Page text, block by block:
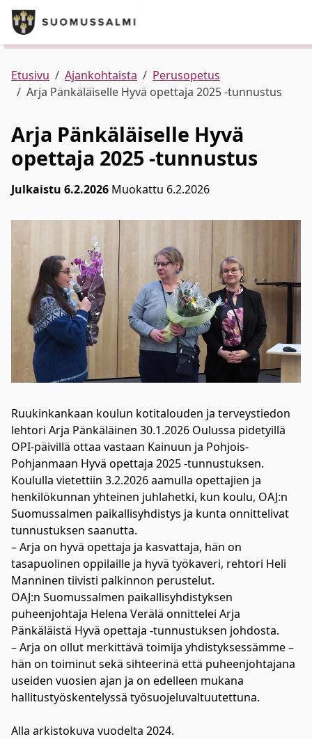
Siirry pääsisältöön
Puhelinluettelo/yhteystiedot
Palvelut
Ajankohtaista
Verkkokauppa
Kunta ja hallinto
Asuminen ja ympäristö
Elinvoima
Kulttuuri, vapaa-aika ja nuoret
Etusivu Ajankohtaista
Perusopetus
Arja Pänkäläiselle Hyvä opettaja 2025 -tunnustus
Arja Pänkäläiselle Hyvä
opettaja 2025 -tunnustus
Julkaistu 6.2.2026 Muokattu 6.2.2026
Ruukinkankaan koulun kotitalouden ja terveystiedon
lehtori Arja Pänkäläinen 30.1.2026 Oulussa pidetyillä
OPI-päivillä ottaa vastaan Kainuun ja Pohjois-
Pohjanmaan Hyvä opettaja 2025 -tunnustuksen.
Koululla vietettiin 3.2.2026 aamulla opettajien ja
henkilökunnan yhteinen juhlahetki, kun koulu, OAJ:n
Suomussalmen paikallisyhdistys ja kunta onnittelivat
tunnustuksen saanutta.
– Arja on hyvä opettaja ja kasvattaja, hän on
tasapuolinen oppilaille ja hyvä työkaveri, rehtori Heli
Manninen tiivisti palkinnon perustelut.
OAJ:n Suomussalmen paikallisyhdistyksen
puheenjohtaja Helena Verälä onnittelei Arja
Pänkäläistä Hyvä opettaja -tunnustuksen johdosta.
– Arja on ollut merkittävä toimija yhdistyksessämme –
hän on toiminut sekä sihteerinä että puheenjohtajana
useiden vuosien ajan ja on edelleen mukana
hallitustyöskentelyssä työsuojeluvaltuutettuna.
Alla arkistokuva vuodelta 2024.